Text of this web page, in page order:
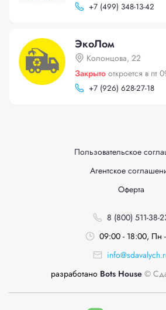
+7 (499) 348-13-42
ЭкоЛом
Колонцова, 22
Закрыто откроется в пт
+7 (926) 628-27-18
Пользовательское
Агентское
Оферта
8 (800) 511-38-
09:00 - 18:00, Пн
разработано Bots House ©